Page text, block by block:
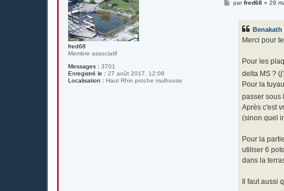
fred68
Membre associatif
Messages : 3701
Enregistré le : 27 août 2017, 12:08
Localisation : Haut Rhin proche mulhouse
Mparfred68 »29
Benakath
Merci pour
Pour les
delta MS ?
Pour la
passer sous
Après c'est
(sinon quel
Pour la
utiliser 6
dans la
Il faut aussi